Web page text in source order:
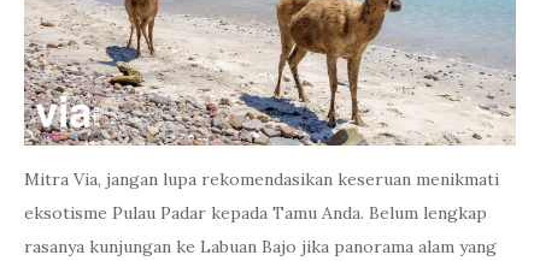
Mitra Via, jangan lupa rekomendasikan keseruan menikmati
eksotisme Pulau Padar kepada Tamu Anda. Belum lengkap
rasanya kunjungan ke Labuan Bajo jika panorama alam yang